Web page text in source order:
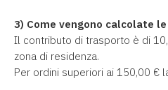
3) Come vengono calcolate
Il contributo di trasporto è di
zona di residenza.
Per ordini superiori ai 150,00 €